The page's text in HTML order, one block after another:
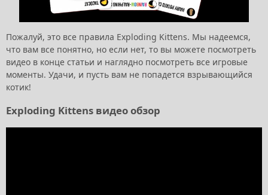
Пожалуй, это все правила Exploding Kittens. Мы надеемся,
что вам все понятно, но если нет, то вы можете посмотреть
видео в конце статьи и наглядно посмотреть все игровые
моменты. Удачи, и пусть вам не попадется взрывающийся
котик!
Exploding Kittens видео обзор